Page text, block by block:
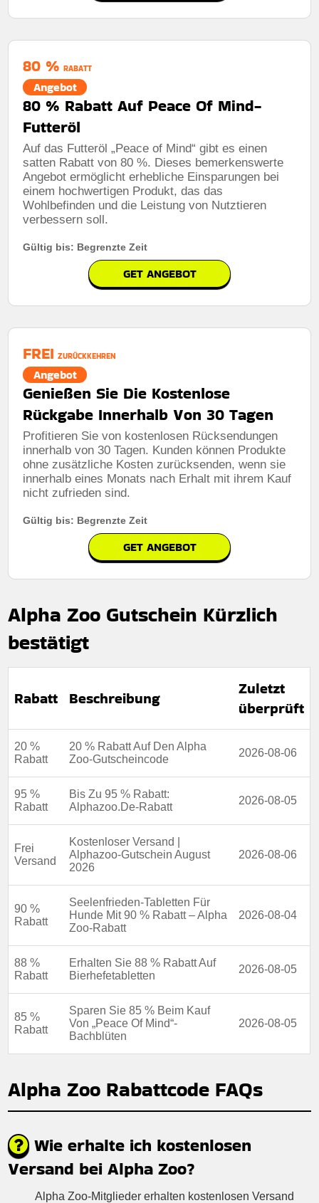
80 % RABATT
Angebot
80 % Rabatt Auf Peace Of Mind-
Futteröl
Auf das Futteröl „Peace of Mind“ gibt es einen
satten Rabatt von 80 %. Dieses bemerkenswerte
Angebot ermöglicht erhebliche Einsparungen bei
einem hochwertigen Produkt, das das
Wohlbefinden und die Leistung von Nutztieren
verbessern soll.
Gültig bis: Begrenzte Zeit
GET ANGEBOT
FREI ZURÜCKKEHREN
Angebot
Genießen Sie Die Kostenlose
Rückgabe Innerhalb Von 30 Tagen
Profitieren Sie von kostenlosen Rücksendungen
innerhalb von 30 Tagen. Kunden können Produkte
ohne zusätzliche Kosten zurücksenden, wenn sie
innerhalb eines Monats nach Erhalt mit ihrem Kauf
nicht zufrieden sind.
Gültig bis: Begrenzte Zeit
GET ANGEBOT
Alpha Zoo Gutschein Kürzlich
bestätigt
Rabatt Beschreibung
Zuletzt
überprüft
20 %
Rabatt
20 % Rabatt Auf Den Alpha
Zoo-Gutscheincode
2026-08-06
95 %
Rabatt
Bis Zu 95 % Rabatt:
Alphazoo.De-Rabatt
2026-08-05
Frei
Versand
Kostenloser Versand |
Alphazoo-Gutschein August
2026
2026-08-06
90 %
Rabatt
Seelenfrieden-Tabletten Für
Hunde Mit 90 % Rabatt – Alpha
Zoo-Rabatt
2026-08-04
88 %
Rabatt
Erhalten Sie 88 % Rabatt Auf
Bierhefetabletten
2026-08-05
85 %
Rabatt
Sparen Sie 85 % Beim Kauf
Von „Peace Of Mind“-
Bachblüten
2026-08-05
Alpha Zoo Rabattcode FAQs
Wie erhalte ich kostenlosen
Versand bei Alpha Zoo?
Alpha Zoo-Mitglieder erhalten kostenlosen Versand